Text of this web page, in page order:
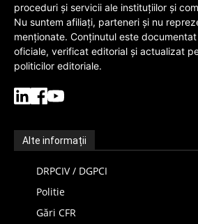
proceduri și servicii ale instituțiilor și
Nu suntem afiliați, parteneri și nu
menționate. Conținutul este
oficiale, verificat editorial și actualizat
politicilor editoriale.
Alte informații
DRPCIV / DGPCI
Politie
Gări CFR